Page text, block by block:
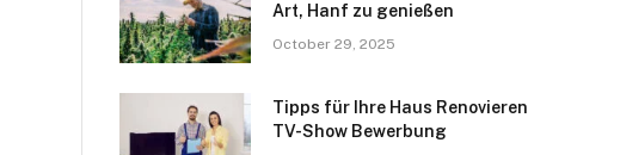
Art, Hanf zu genießen
October 29, 2025
Tipps für Ihre Haus Renovieren
TV-Show Bewerbung